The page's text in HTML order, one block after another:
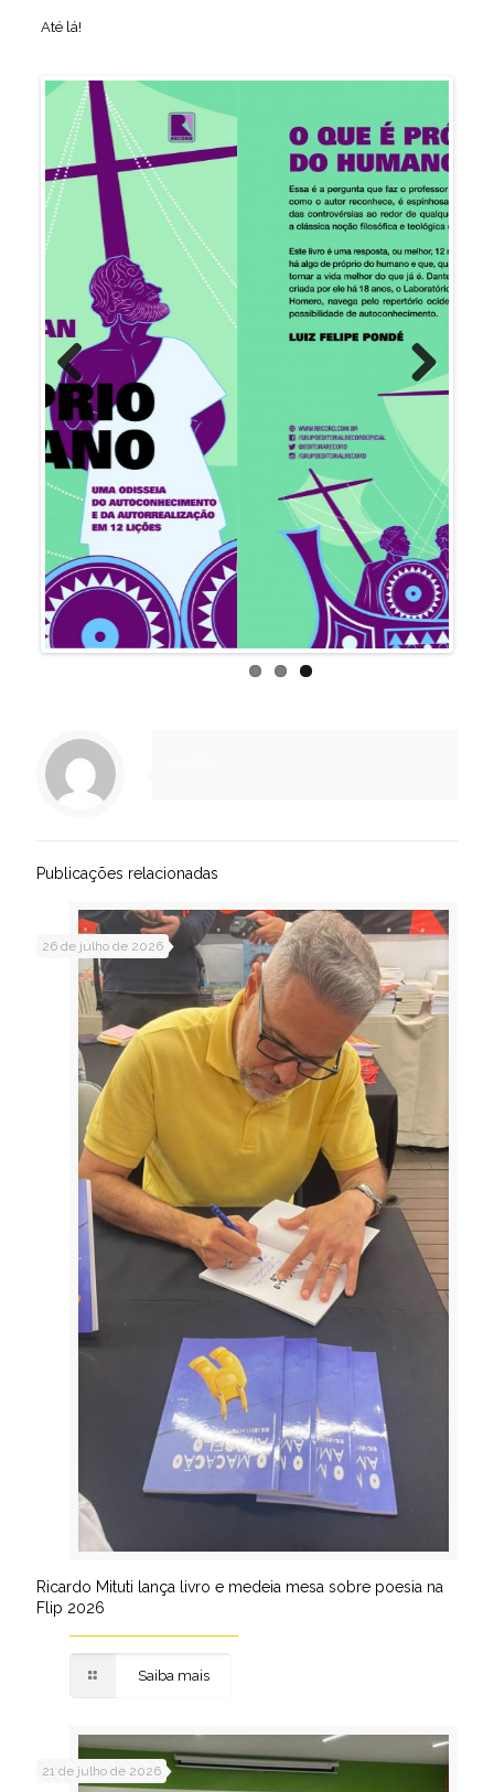
Até lá!
Previous Next
Publicações relacionadas
26 de julho de 2026
Ricardo Mituti lança livro e medeia mesa sobre poesia na
Flip 2026
Saiba mais
21 de julho de 2026